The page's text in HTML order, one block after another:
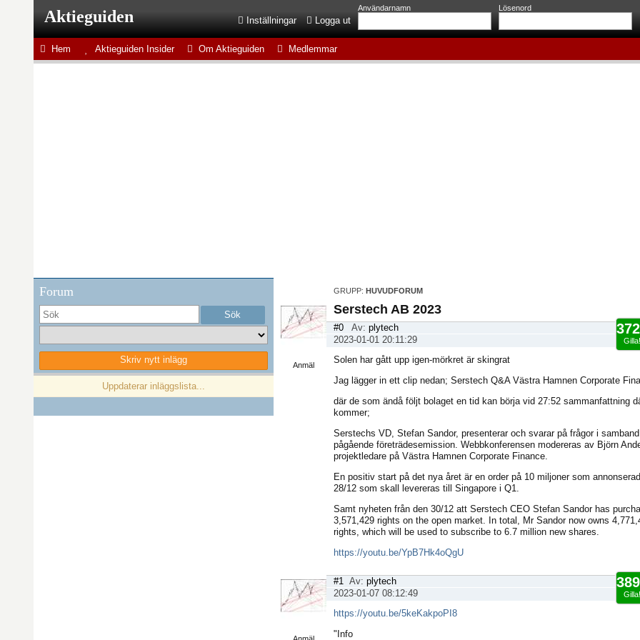
Aktieguiden Användarnamn Lösenord
Inställningar Logga ut
Hem Aktieguiden Insider Om Aktieguiden Medlemmar
Forum
Skriv nytt inlägg
Uppdaterar inläggslista...
1
GRUPP: HUVUDFORUM
Anmäl
Serstech AB 2023
Gilla!
#0 Av: plytech
2023-01-01 20:11:29
Solen har gått upp igen-mörkret är skingrat
Jag lägger in ett clip nedan; Serstech Q&A Västra Hamnen Corporate
där de som ändå följt bolaget en tid kan börja vid 27:52 sammanfattning
kommer;
Serstechs VD, Stefan Sandor, presenterar och svarar på frågor i
pågående företrädesemission. Webbkonferensen modereras av Björn
projektledare på Västra Hamnen Corporate Finance.
En positiv start på det nya året är en order på 10 miljoner som
28/12 som skall levereras till Singapore i Q1.
Samt nyheten från den 30/12 att Serstech CEO Stefan Sandor has
3,571,429 rights on the open market. In total, Mr Sandor now owns
rights, which will be used to subscribe to 6.7 million new shares.
https://youtu.be/YpB7Hk4oQgU
Gilla!
#1 Av: plytech
2023-01-07 08:12:49
https://youtu.be/5keKakpoPI8
"Info